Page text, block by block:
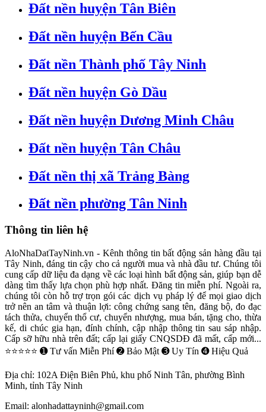
Đất nền huyện Tân Biên
Đất nền huyện Bến Cầu
Đất nền Thành phố Tây Ninh
Đất nền huyện Gò Dầu
Đất nền huyện Dương Minh Châu
Đất nền huyện Tân Châu
Đất nền thị xã Trảng Bàng
Đất nền phường Tân Ninh
Thông tin liên hệ
AloNhaDatTayNinh.vn - Kênh thông tin bất động sản hàng đầu tại
Tây Ninh, đáng tin cậy cho cả người mua và nhà đầu tư. Chúng tôi
cung cấp dữ liệu đa dạng về các loại hình bất động sản, giúp bạn dễ
dàng tìm thấy lựa chọn phù hợp nhất. Đăng tin miễn phí. Ngoài ra,
chúng tôi còn hỗ trợ trọn gói các dịch vụ pháp lý để mọi giao dịch
trở nên an tâm và thuận lợi: công chứng sang tên, đăng bộ, đo đạc
tách thửa, chuyển thổ cư, chuyển nhượng, mua bán, tặng cho, thừa
kế, di chúc gia hạn, đính chính, cập nhập thông tin sau sáp nhập.
Cấp sỡ hữu nhà trên đất; cấp lại giấy CNQSDĐ đã mất, cấp mới...
⭐⭐⭐⭐⭐ ➊ Tư vấn Miễn Phí ➋ Bảo Mật ➌ Uy Tín ➍ Hiệu Quả
Địa chỉ: 102A Điện Biên Phủ, khu phố Ninh Tân, phường Bình
Minh, tỉnh Tây Ninh
Email: alonhadattayninh@gmail.com